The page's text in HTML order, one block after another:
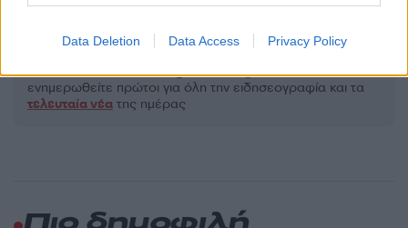
Data Deletion Data Access Privacy Policy
Ακολουθήστε το Νewsit.gr στοGoogle Newsκαι
ενημερωθείτε πρώτοι για όλη την ειδησεογραφία και τα
τελευταία νέα της ημέρας